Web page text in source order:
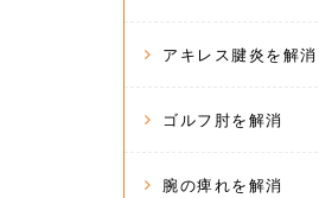
アキレス腱炎を解消
ゴルフ肘を解消
腕の痺れを解消